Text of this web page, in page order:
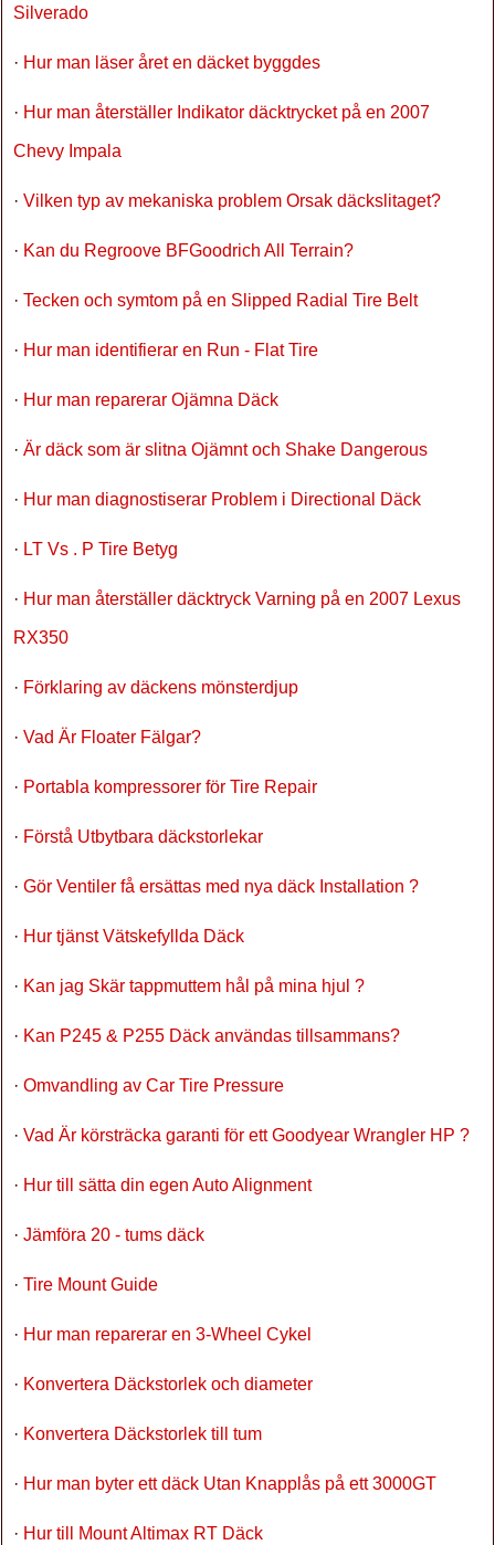
Silverado
· Hur man läser året en däcket byggdes
· Hur man återställer Indikator däcktrycket på en 2007
Chevy Impala
· Vilken typ av mekaniska problem Orsak däckslitaget?
· Kan du Regroove BFGoodrich All Terrain?
· Tecken och symtom på en Slipped Radial Tire Belt
· Hur man identifierar en Run - Flat Tire
· Hur man reparerar Ojämna Däck
· Är däck som är slitna Ojämnt och Shake Dangerous
· Hur man diagnostiserar Problem i Directional Däck
· LT Vs . P Tire Betyg
· Hur man återställer däcktryck Varning på en 2007 Lexus
RX350
· Förklaring av däckens mönsterdjup
· Vad Är Floater Fälgar?
· Portabla kompressorer för Tire Repair
· Förstå Utbytbara däckstorlekar
· Gör Ventiler få ersättas med nya däck Installation ?
· Hur tjänst Vätskefyllda Däck
· Kan jag Skär tappmuttem hål på mina hjul ?
· Kan P245 & P255 Däck användas tillsammans?
· Omvandling av Car Tire Pressure
· Vad Är körsträcka garanti för ett Goodyear Wrangler HP ?
· Hur till sätta din egen Auto Alignment
· Jämföra 20 - tums däck
· Tire Mount Guide
· Hur man reparerar en 3-Wheel Cykel
· Konvertera Däckstorlek och diameter
· Konvertera Däckstorlek till tum
· Hur man byter ett däck Utan Knapplås på ett 3000GT
· Hur till Mount Altimax RT Däck